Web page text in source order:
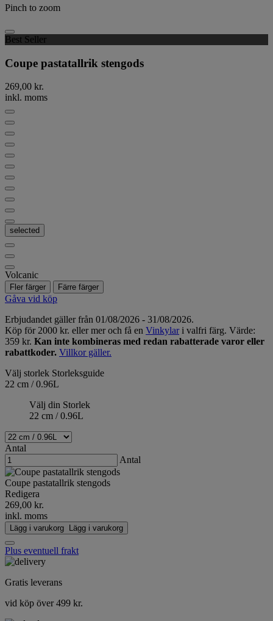
Pinch to zoom
Best Seller
Coupe pastatallrik stengods
269,00 kr.
inkl. moms
selected
Volcanic
Fler färger Färre färger
Gåva vid köp
Erbjudandet gäller från 01/08/2026 - 31/08/2026.
Köp för 2000 kr. eller mer och få en Vinkylari valfri färg. Värde:
359 kr. Kan inte kombineras med redan rabatterade varor eller
rabattkoder. Villkor gäller.
Välj storlek Storleksguide
22 cm / 0.96L
Välj din Storlek
22 cm / 0.96L
Antal
Antal
Coupe pastatallrik stengods
Redigera
269,00 kr.
inkl. moms
Lägg i varukorg Lägg i varukorg
Plus eventuell frakt
Gratis leverans
vid köp över 499 kr.